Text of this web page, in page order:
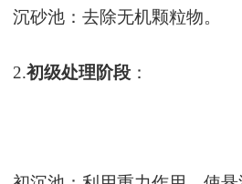
沉砂池：去除无机颗粒物。
2.初级处理阶段 ：